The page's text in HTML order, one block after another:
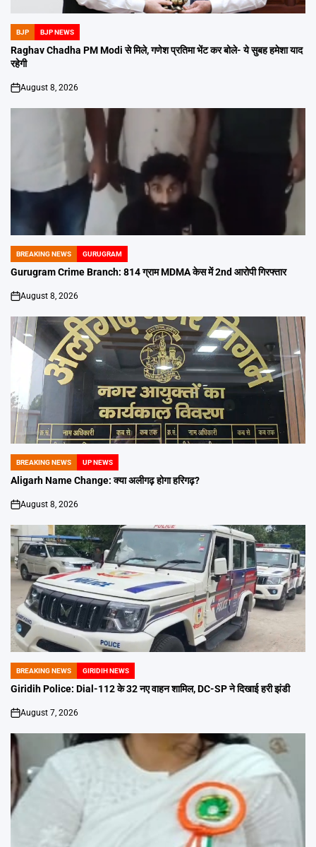
POSTED
IN
BJP BJP NEWS
Raghav Chadha PM Modi से मिले, गणेश प्रतिमा भेंट कर बोले- ये सुबह हमेशा याद
रहेगी
on
August 8, 2026
POSTED
IN
BREAKING NEWS GURUGRAM
Gurugram Crime Branch: 814 ग्राम MDMA केस में 2nd आरोपी गिरफ्तार
on
August 8, 2026
POSTED
IN
BREAKING NEWS UP NEWS
Aligarh Name Change: क्या अलीगढ़ होगा हरिगढ़?
on
August 8, 2026
POSTED
IN
BREAKING NEWS GIRIDIH NEWS
Giridih Police: Dial-112 के 32 नए वाहन शामिल, DC-SP ने दिखाई हरी झंडी
on
August 7, 2026